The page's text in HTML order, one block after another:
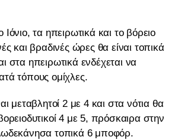
τα ηπειρωτικά και το βόρειο
και βραδινές ώρες θα είναι τοπικά
στα ηπειρωτικά ενδέχεται να
τόπους ομίχλες.
μεταβλητοί 2 με 4 και στα νότια θα
4 με 5, πρόσκαιρα στην
τοπικά 6 μποφόρ.